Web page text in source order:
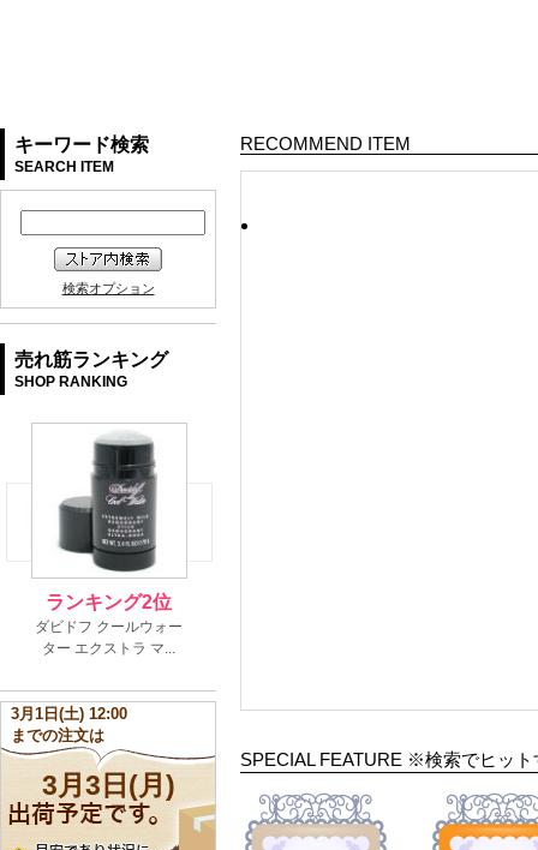
RECOMMEND ITEM
SPECIAL FEATURE ※検索でヒッ